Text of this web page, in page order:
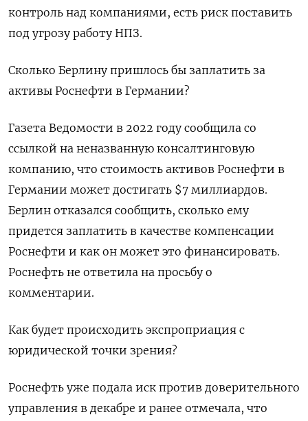
контроль над компаниями, есть риск поставить
под угрозу работу НПЗ.
Сколько Берлину пришлось бы заплатить за
активы Роснефти в Германии?
Газета Ведомости в 2022 году сообщила со
ссылкой на неназванную консалтинговую
компанию, что стоимость активов Роснефти в
Германии может достигать $7 миллиардов.
Берлин отказался сообщить, сколько ему
придется заплатить в качестве компенсации
Роснефти и как он может это финансировать.
Роснефть не ответила на просьбу о
комментарии.
Как будет происходить экспроприация с
юридической точки зрения?
Роснефть уже подала иск против доверительного
управления в декабре и ранее отмечала, что